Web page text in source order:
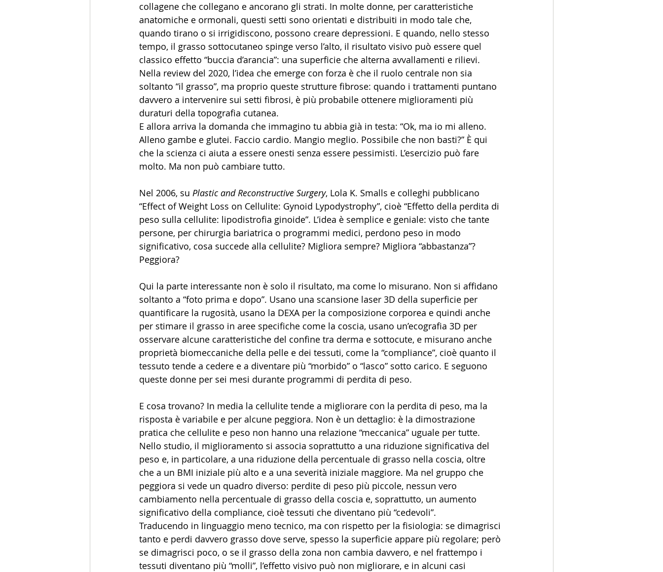
collagene che collegano e ancorano gli strati. In molte donne, per caratteristiche
anatomiche e ormonali, questi setti sono orientati e distribuiti in modo tale che,
quando tirano o si irrigidiscono, possono creare depressioni. E quando, nello stesso
tempo, il grasso sottocutaneo spinge verso l’alto, il risultato visivo può essere quel
classico effetto “buccia d’arancia”: una superficie che alterna avvallamenti e rilievi.
Nella review del 2020, l’idea che emerge con forza è che il ruolo centrale non sia
soltanto “il grasso”, ma proprio queste strutture fibrose: quando i trattamenti puntano
davvero a intervenire sui setti fibrosi, è più probabile ottenere miglioramenti più
duraturi della topografia cutanea.
E allora arriva la domanda che immagino tu abbia già in testa: “Ok, ma io mi alleno.
Alleno gambe e glutei. Faccio cardio. Mangio meglio. Possibile che non basti?” È qui
che la scienza ci aiuta a essere onesti senza essere pessimisti. L’esercizio può fare
molto. Ma non può cambiare tutto.
Nel 2006, su Plastic and Reconstructive Surgery, Lola K. Smalls e colleghi pubblicano
“Effect of Weight Loss on Cellulite: Gynoid Lypodystrophy”, cioè “Effetto della perdita di
peso sulla cellulite: lipodistrofia ginoide”. L’idea è semplice e geniale: visto che tante
persone, per chirurgia bariatrica o programmi medici, perdono peso in modo
significativo, cosa succede alla cellulite? Migliora sempre? Migliora “abbastanza”?
Peggiora?
Qui la parte interessante non è solo il risultato, ma come lo misurano. Non si affidano
soltanto a “foto prima e dopo”. Usano una scansione laser 3D della superficie per
quantificare la rugosità, usano la DEXA per la composizione corporea e quindi anche
per stimare il grasso in aree specifiche come la coscia, usano un’ecografia 3D per
osservare alcune caratteristiche del confine tra derma e sottocute, e misurano anche
proprietà biomeccaniche della pelle e dei tessuti, come la “compliance”, cioè quanto il
tessuto tende a cedere e a diventare più “morbido” o “lasco” sotto carico. E seguono
queste donne per sei mesi durante programmi di perdita di peso.
E cosa trovano? In media la cellulite tende a migliorare con la perdita di peso, ma la
risposta è variabile e per alcune peggiora. Non è un dettaglio: è la dimostrazione
pratica che cellulite e peso non hanno una relazione “meccanica” uguale per tutte.
Nello studio, il miglioramento si associa soprattutto a una riduzione significativa del
peso e, in particolare, a una riduzione della percentuale di grasso nella coscia, oltre
che a un BMI iniziale più alto e a una severità iniziale maggiore. Ma nel gruppo che
peggiora si vede un quadro diverso: perdite di peso più piccole, nessun vero
cambiamento nella percentuale di grasso della coscia e, soprattutto, un aumento
significativo della compliance, cioè tessuti che diventano più “cedevoli”.
Traducendo in linguaggio meno tecnico, ma con rispetto per la fisiologia: se dimagrisci
tanto e perdi davvero grasso dove serve, spesso la superficie appare più regolare; però
se dimagrisci poco, o se il grasso della zona non cambia davvero, e nel frattempo i
tessuti diventano più “molli”, l’effetto visivo può non migliorare, e in alcuni casi